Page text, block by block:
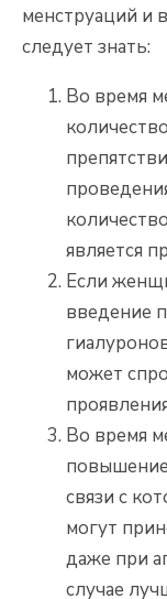
менструаций и
следует знать:
Во время
является
Если
введение
может
Во время
связи с
могут
даже при
случае